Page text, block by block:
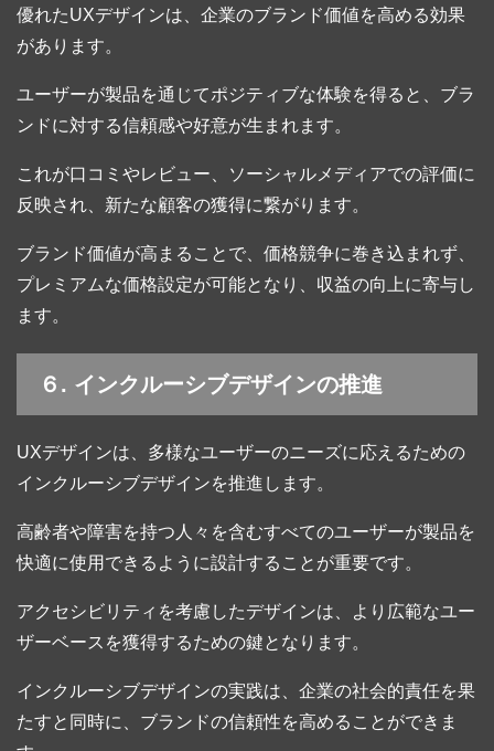
優れたUXデザインは、企業のブランド価値を高める効果
があります。
ユーザーが製品を通じてポジティブな体験を得ると、ブラ
ンドに対する信頼感や好意が生まれます。
これが口コミやレビュー、ソーシャルメディアでの評価に
反映され、新たな顧客の獲得に繋がります。
ブランド価値が高まることで、価格競争に巻き込まれず、
プレミアムな価格設定が可能となり、収益の向上に寄与し
ます。
６. インクルーシブデザインの推進
UXデザインは、多様なユーザーのニーズに応えるための
インクルーシブデザインを推進します。
高齢者や障害を持つ人々を含むすべてのユーザーが製品を
快適に使用できるように設計することが重要です。
アクセシビリティを考慮したデザインは、より広範なユー
ザーベースを獲得するための鍵となります。
インクルーシブデザインの実践は、企業の社会的責任を果
たすと同時に、ブランドの信頼性を高めることができま